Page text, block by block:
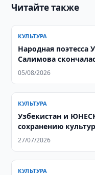
Читайте также
КУЛЬТУРА
Народная поэтесса
Салимова
05/08/2026
КУЛЬТУРА
Узбекистан и
сохранению
27/07/2026
КУЛЬТУРА